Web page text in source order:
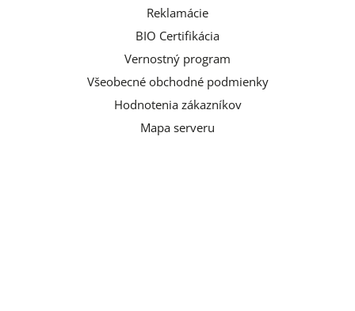
Reklamácie
BIO Certifikácia
Vernostný program
Všeobecné obchodné podmienky
Hodnotenia zákazníkov
Mapa serveru